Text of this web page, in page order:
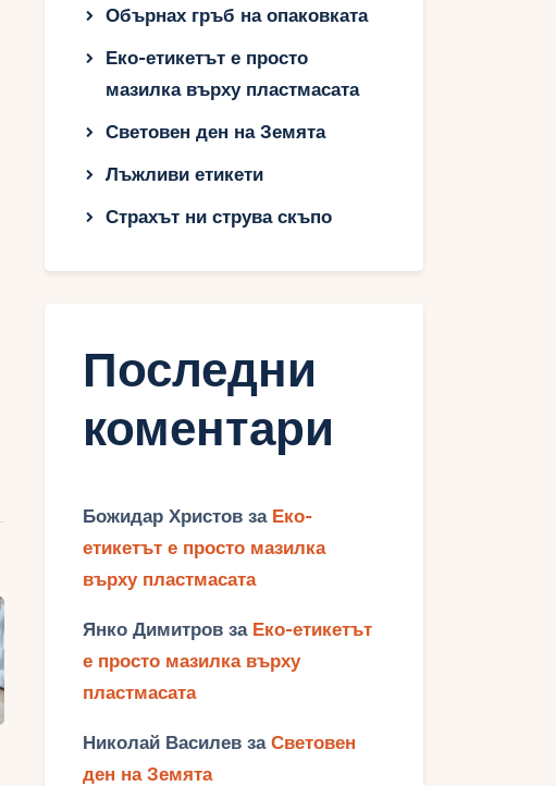
Обърнах гръб на опаковката
Еко-етикетът е просто
мазилка върху пластмасата
Световен ден на Земята
Лъжливи етикети
Страхът ни струва скъпо
Последни
коментари
Божидар Христов за Еко-
етикетът е просто мазилка
върху пластмасата
Янко Димитров за Еко-етикетът
е просто мазилка върху
пластмасата
Николай Василев заСветовен
ден на Земята